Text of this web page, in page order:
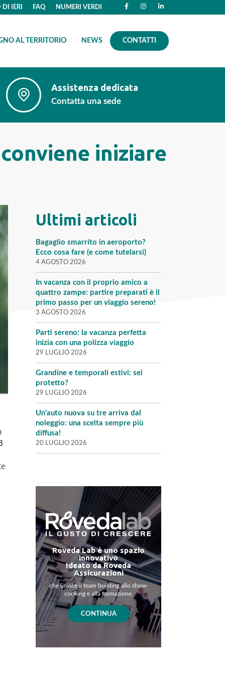
IERI FAQ NUMERI VERDI
AL TERRITORIO NEWS CONTATTI
Assistenza dedicata
Contatta una sede
iniziare
Ultimi articoli
Bagaglio smarrito in aeroporto?
Ecco cosa fare (e come tutelarsi)
4 AGOSTO 2026
In vacanza con il proprio amico a
quattro zampe: partire preparati è il
primo passo per un viaggio sereno!
3 AGOSTO 2026
Parti sereno: la vacanza perfetta
inizia con una polizza viaggio
29 LUGLIO 2026
Grandine e temporali estivi: sei
protetto?
29 LUGLIO 2026
Un’auto nuova su tre arriva dal
noleggio: una scelta sempre più
diffusa!
20 LUGLIO 2026
Roveda Lab è uno spazio
innovativo
Ideato da Roveda
Assicurazioni
che unisce il team building allo show-
cooking e alla formazione.
CONTINUA